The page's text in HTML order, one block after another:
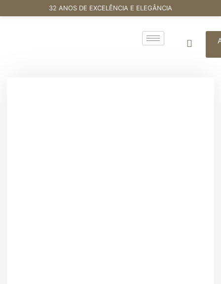
32 ANOS DE EXCELÊNCIA E ELEGÂNCIA